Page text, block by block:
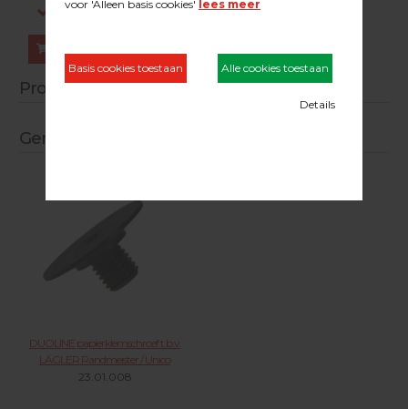
Log in om prijzen te zien.
Productinformatie
Gerelateerde producten
DUOLINE papierklemschroef t.b.v.
LÄGLER Randmeister / Unico
23.01.008